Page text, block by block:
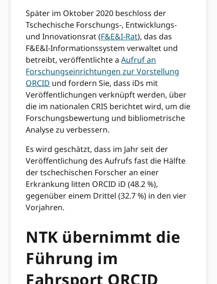
Später im Oktober 2020 beschloss der
Tschechische Forschungs-, Entwicklungs-
und Innovationsrat (F&E&I-Rat), das das
F&E&I-Informationssystem verwaltet und
betreibt, veröffentlichte aAufruf an
Forschungseinrichtungen zur Vorstellung
ORCID und fordern Sie, dass iDs mit
Veröffentlichungen verknüpft werden, über
die im nationalen CRIS berichtet wird, um die
Forschungsbewertung und bibliometrische
Analyse zu verbessern.
Es wird geschätzt, dass im Jahr seit der
Veröffentlichung des Aufrufs fast die Hälfte
der tschechischen Forscher an einer
Erkrankung litten ORCID iD (48.2 %),
gegenüber einem Drittel (32.7 %) in den vier
Vorjahren.
NTK übernimmt die
Führung im
Fahrsport ORCID